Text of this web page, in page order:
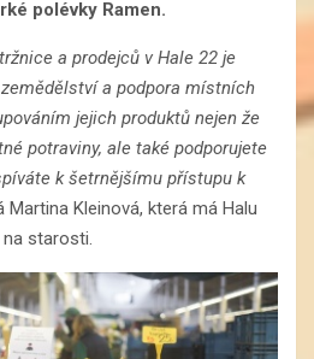
polévky Ramen.
a prodejců v Hale 22 je
a podpora místních
jejich produktů nejen že
potraviny, ale také podporujete
k šetrnějšímu přístupu k
Martina Kleinová, která má Halu
starosti.